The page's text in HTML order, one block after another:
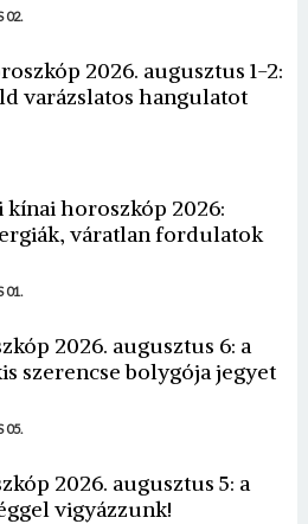
02.
2026. augusztus 1-2:
varázslatos hangulatot
kínai horoszkóp 2026:
váratlan fordulatok
01.
2026. augusztus 6: a
szerencse bolygója jegyet
05.
2026. augusztus 5: a
vigyázzunk!